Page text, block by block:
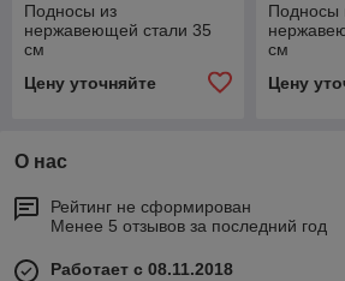
Подносы из
нержавеющей стали 35
см
Цену уточняйте
Подносы
см
Цену
О нас
Рейтинг не сформирован
Менее 5 отзывов за последний год
Работает с 08.11.2018